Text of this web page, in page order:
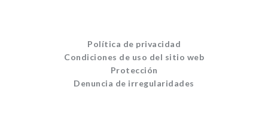
Política de privacidad
Condiciones de uso del sitio web
Protección
Denuncia de irregularidades